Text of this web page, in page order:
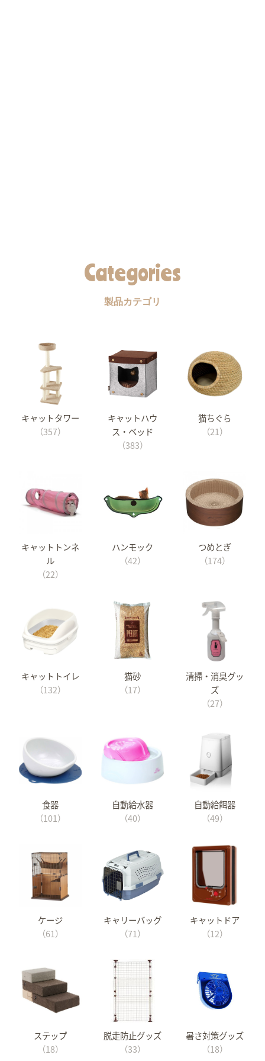
Categories
製品カテゴリ
キャットタワー
（357）
キャットハウ
ス・ベッド
（383）
猫ちぐら
（21）
キャットトンネ
ル
（22）
ハンモック
（42）
つめとぎ
（174）
キャットトイレ
（132）
猫砂
（17）
清掃・消臭グッ
ズ
（27）
食器
（101）
自動給水器
（40）
自動給餌器
（49）
ケージ
（61）
キャリーバッグ
（71）
キャットドア
（12）
ステップ
（18）
脱走防止グッズ
（33）
暑さ対策グッズ
（18）